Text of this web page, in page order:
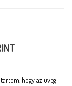
hogy az üveg